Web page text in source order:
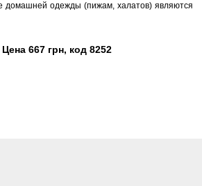
домашней одежды (пижам, халатов) являются
667 грн, код 8252